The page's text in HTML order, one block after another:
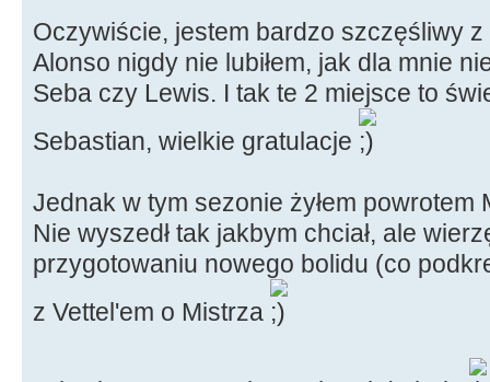
Oczywiście, jestem bardzo szczęśliwy
Alonso nigdy nie lubiłem, jak dla mnie
Seba czy Lewis. I tak te 2 miejsce to
Sebastian, wielkie gratulacje
Jednak w tym sezonie żyłem powrotem
Nie wyszedł tak jakbym chciał, ale
przygotowaniu nowego bolidu (co
z Vettel'em o Mistrza